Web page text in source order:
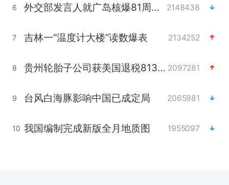
6 外交部发言人就广岛核爆81周年等答记者问 2148438
7 吉林一“温度计大楼”读数爆表 2134252
8 贵州轮胎子公司获美国退税8136万 2097281
9 台风白海豚影响中国已成定局 2065981
10 我国编制完成新版全月地质图 1955097